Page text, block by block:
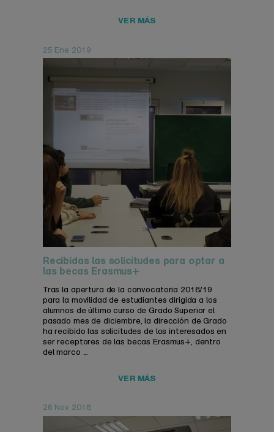
VER MÁS
25 Ene 2019
Recibidas las solicitudes para optar a
las becas Erasmus+
Tras la apertura de la convocatoria 2018/19
para la movilidad de estudiantes dirigida a los
alumnos de último curso de Grado Superior el
pasado mes de diciembre, la dirección de Grado
ha recibido las solicitudes de los interesados en
ser receptores de las becas Erasmus+, dentro
del marco ...
VER MÁS
26 Nov 2018